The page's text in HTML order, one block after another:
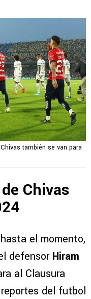
también se van para
Chivas
el momento,
defensor Hiram
al Clausura
del futbol